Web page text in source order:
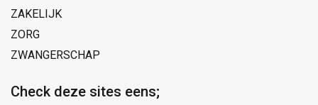
ZAKELIJK
ZORG
ZWANGERSCHAP
Check deze sites eens;